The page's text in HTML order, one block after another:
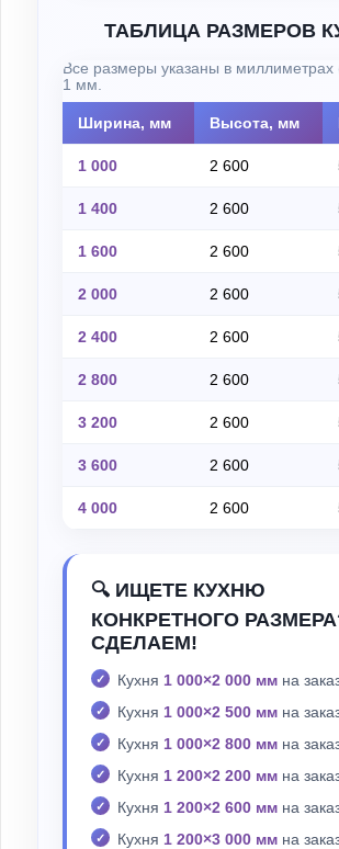
ТАБЛИЦА РАЗМЕРОВ
Все размеры указаны в
1 мм.
Ширина, мм Высота, мм
1 000 2 600
1 400 2 600
1 600 2 600
2 000 2 600
2 400 2 600
2 800 2 600
3 200 2 600
3 600 2 600
4 000 2 600
🔍 ИЩЕТЕ КУХНЮ
КОНКРЕТНОГО
СДЕЛАЕМ!
Кухня 1 000×2 000 мм на
Кухня 1 000×2 500 мм на
Кухня 1 000×2 800 мм на
Кухня 1 200×2 200 мм на
Кухня 1 200×2 600 мм на
Кухня 1 200×3 000 мм на